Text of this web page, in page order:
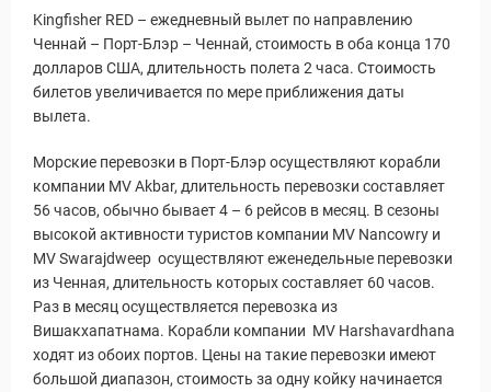
Service Дахаб
Kingfisher RED – ежедневный вылет по направлению
Ченнай – Порт-Блэр – Ченнай, стоимость в оба конца 170
долларов США, длительность полета 2 часа. Стоимость
билетов увеличивается по мере приближения даты
вылета.
Морские перевозки в Порт-Блэр осуществляют корабли
компании MV Akbar, длительность перевозки составляет
56 часов, обычно бывает 4 – 6 рейсов в месяц. В сезоны
высокой активности туристов компании MV Nancowry и
MV Swarajdweep осуществляют еженедельные перевозки
из Ченная, длительность которых составляет 60 часов.
Раз в месяц осуществляется перевозка из
Вишакхапатнама. Корабли компании MV Harshavardhana
ходят из обоих портов. Цены на такие перевозки имеют
большой диапазон, стоимость за одну койку начинается